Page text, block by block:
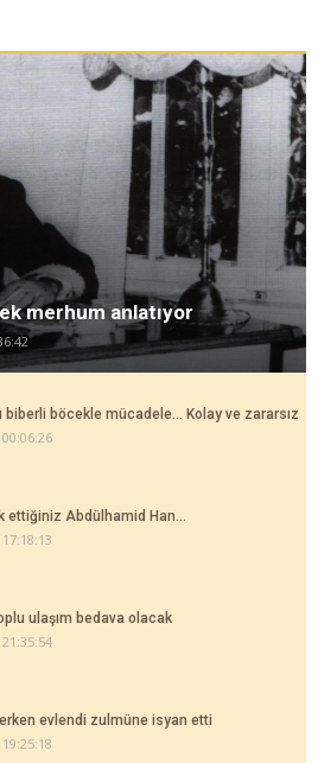
merhum anlatıyor
biberli böcekle mücadele... Kolay ve zararsız
ettiğiniz Abdülhamid Han...
ulaşım bedava olacak
evlendi zulmüne isyan etti